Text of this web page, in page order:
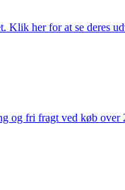
Klik her for at se deres
og fri fragt ved køb